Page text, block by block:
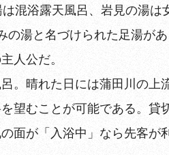
混浴露天風呂、岩見の湯は
湯と名づけられた足湯が
人公だ。
。晴れた日には蒲田川の上
望むことが可能である。貸
面が「入浴中」なら先客が